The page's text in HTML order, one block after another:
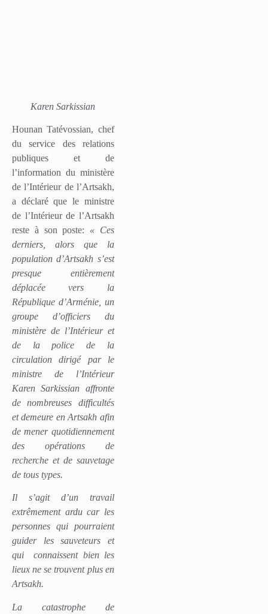
Karen Sarkissian
Hounan Tatévossian, chef
du service des relations
publiques et de
l’information du ministère
de l’Intérieur de l’Artsakh,
a déclaré que le ministre
de l’Intérieur de l’Artsakh
reste à son poste: « Ces
derniers, alors que la
population d’Artsakh s’est
presque entièrement
déplacée vers la
République d’Arménie, un
groupe d’officiers du
ministère de l’Intérieur et
de la police de la
circulation dirigé par le
ministre de l’Intérieur
Karen Sarkissian affronte
de nombreuses difficultés
et demeure en Artsakh afin
de mener quotidiennement
des opérations de
recherche et de sauvetage
de tous types.
Il s’agit d’un travail
extrêmement ardu car les
personnes qui pourraient
guider les sauveteurs et
qui
connaissent bien les
lieux ne se trouvent plus en
Artsakh.
La catastrophe de